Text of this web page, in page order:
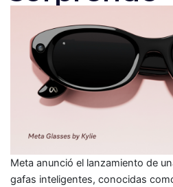
Meta anunció el lanzamiento de
gafas inteligentes, conocidas